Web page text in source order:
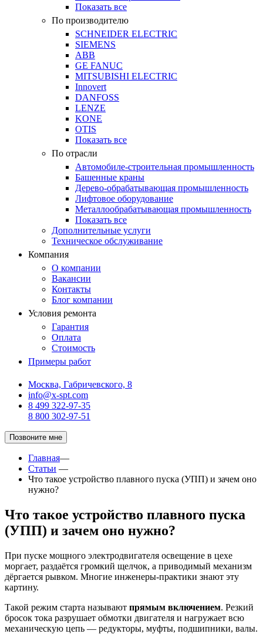
Показать все
По производителю
SCHNEIDER ELECTRIC
SIEMENS
ABB
GE FANUC
MITSUBISHI ELECTRIC
Innovert
DANFOSS
LENZE
KONE
OTIS
Показать все
По отрасли
Автомобиле-строительная промышленность
Башенные краны
Дерево-обрабатывающая промышленность
Лифтовое оборудование
Металлообрабатывающая промышленность
Показать все
Дополнительные услуги
Техническое обслуживание
Компания
О компании
Вакансии
Контакты
Блог компании
Условия ремонта
Гарантия
Оплата
Стоимость
Примеры работ
Москва, Габричевского, 8
info@x-spt.com
8 499 322-97-35
8 800 302-97-51
Позвоните мне
Главная—
Статьи —
Что такое устройство плавного пуска (УПП) и зачем оно
нужно?
Что такое устройство плавного пуска
(УПП) и зачем оно нужно?
При пуске мощного электродвигателя освещение в цехе
моргает, раздаётся громкий щелчок, а приводимый механизм
дёргается рывком. Многие инженеры-практики знают эту
картину.
Такой режим старта называют прямым включением. Резкий
бросок тока разрушает обмотки двигателя и нагружает всю
механическую цепь — редукторы, муфты, подшипники, валы.